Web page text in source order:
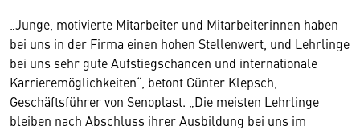
„Junge, motivierte Mitarbeiter und Mitarbeiterinnen haben
bei uns in der Firma einen hohen Stellenwert, und Lehrlinge
bei uns sehr gute Aufstiegschancen und internationale
Karrieremöglichkeiten“, betont Günter Klepsch,
Geschäftsführer von Senoplast. „Die meisten Lehrlinge
bleiben nach Abschluss ihrer Ausbildung bei uns im